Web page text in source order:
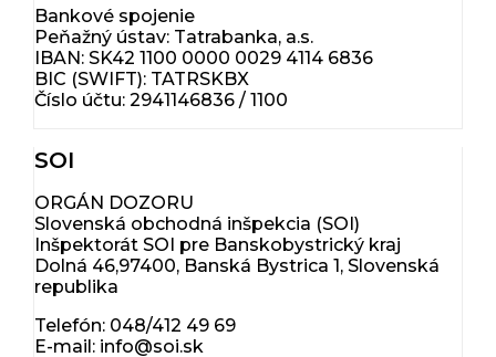
Bankové spojenie
Peňažný ústav: Tatrabanka, a.s.
IBAN: SK42 1100 0000 0029 4114 6836
BIC (SWIFT): TATRSKBX
Číslo účtu: 2941146836 / 1100
SOI
ORGÁN DOZORU
Slovenská obchodná inšpekcia (SOI)
Inšpektorát SOI pre Banskobystrický kraj
Dolná 46,97400, Banská Bystrica 1, Slovenská
republika
Telefón: 048/412 49 69
E-mail: info@soi.sk